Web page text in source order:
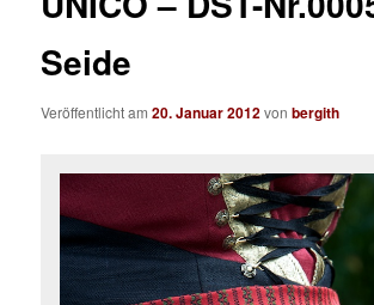
Seide
Veröffentlicht am20. Januar 2012vonbergith